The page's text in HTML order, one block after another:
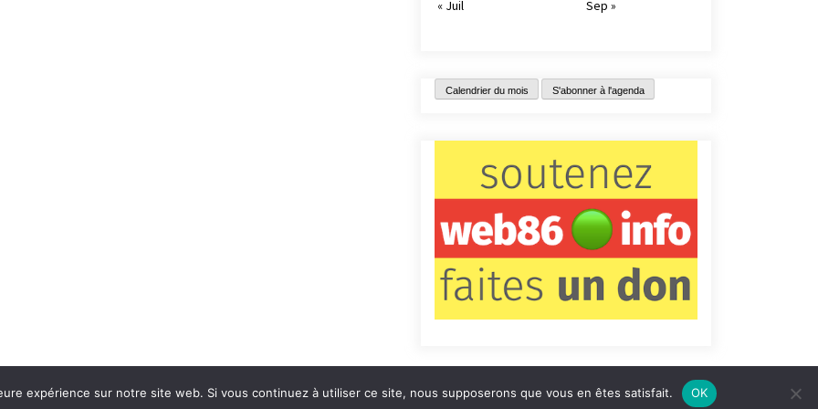
« Juil
Sep »
Calendrier du mois S'abonner à l'agenda
Contact Qui sommes-nous ? Informations légales
expérience sur notre site web. Si vous continuez à utiliser ce site, nous supposerons que vous en êtes satisfait. OK